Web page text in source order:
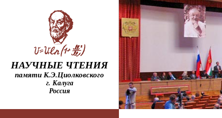
НАУЧНЫЕ ЧТЕНИЯ
памяти К.Э.Циолковского
г. Калуга
Россия